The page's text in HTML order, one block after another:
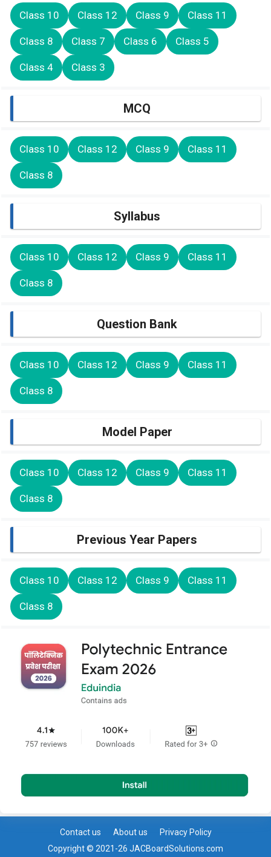
Class 10 Class 12 Class 9 Class 11
Class 8 Class 7 Class 6 Class 5
Class 4 Class 3
MCQ
Class 10 Class 12 Class 9 Class 11
Class 8
Syllabus
Class 10 Class 12 Class 9 Class 11
Class 8
Question Bank
Class 10 Class 12 Class 9 Class 11
Class 8
Model Paper
Class 10 Class 12 Class 9 Class 11
Class 8
Previous Year Papers
Class 10 Class 12 Class 9 Class 11
Class 8
Contact us About us
Privacy Policy
Copyright © 2021-26 JACBoardSolutions.com